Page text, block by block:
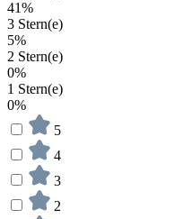
41%
3 Stern(e)
5%
2 Stern(e)
0%
1 Stern(e)
0%
5
4
3
2